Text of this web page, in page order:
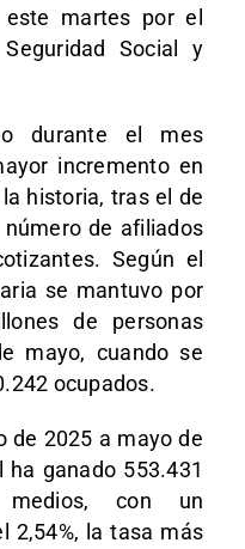
martes por el
Social y
durante el mes
incremento en
historia, tras el de
de afiliados
Según el
se mantuvo por
de personas
mayo, cuando se
ocupados.
de 2025 a mayo de
ha ganado 553.431
con un
2,54%, la tasa más